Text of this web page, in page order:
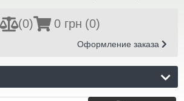
(0) 0 грн (0)
Оформление заказа